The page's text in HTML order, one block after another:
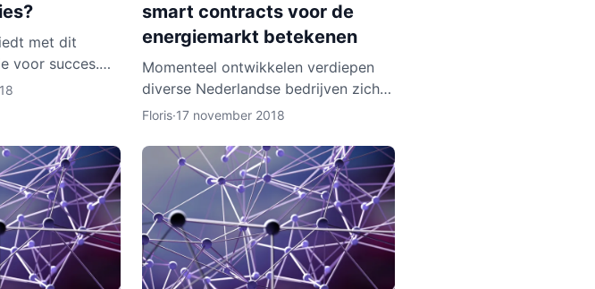
met dit
voor succes.
zelf
smart contracts voor de
energiemarkt betekenen
Momenteel ontwikkelen verdiepen
diverse Nederlandse bedrijven zich
in de blockchain technologie. Enkele
Rotterdam, testen de toepass
Floris·17 november 2018